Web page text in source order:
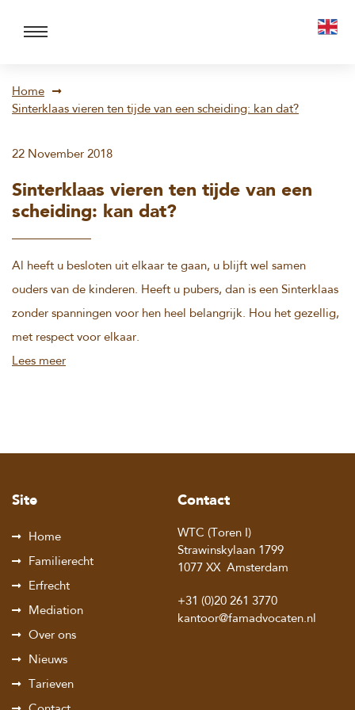
Home
Sinterklaas vieren ten tijde van een scheiding: kan dat?
22 November 2018
Sinterklaas vieren ten tijde van een
scheiding: kan dat?
Al heeft u besloten uit elkaar te gaan, u blijft wel samen
ouders van de kinderen. Heeft u pubers, dan is een Sinterklaas
zonder spanningen voor hen heel belangrijk. Hou het gezellig,
met respect voor elkaar.
Lees meer
Site
Home
Familierecht
Erfrecht
Mediation
Over ons
Nieuws
Tarieven
Contact
WTC (Toren I)
Strawinskylaan 1799
1077 XX Amsterdam
+31 (0)20 261 3770
kantoor@famadvocaten.nl